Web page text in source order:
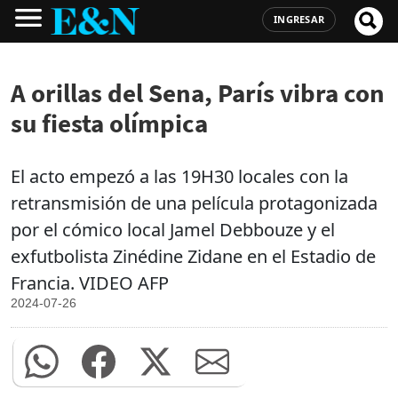
INGRESAR
A orillas del Sena, París vibra con
su fiesta olímpica
El acto empezó a las 19H30 locales con la
retransmisión de una película protagonizada
por el cómico local Jamel Debbouze y el
exfutbolista Zinédine Zidane en el Estadio de
Francia. VIDEO AFP
2024-07-26